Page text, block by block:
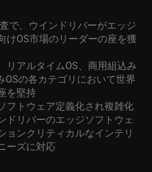
で、ウインドリバーがエッジ
けOS市場のリーダーの座を獲
リアルタイムOS 、商用組込み
OSの各カテゴリにおいて世界
を堅持
フトウェア定義化され複雑化
ドリバーのエッジソフトウェ
ョンクリティカルなインテリ
ーズに対応